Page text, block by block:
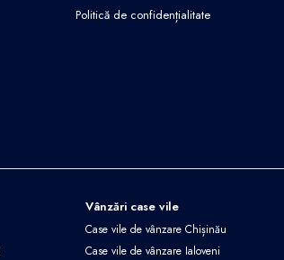
Politică de confidențialitate
Vânzări case vile
Case vile de vânzare Chișinău
Case vile de vânzare Ialoveni